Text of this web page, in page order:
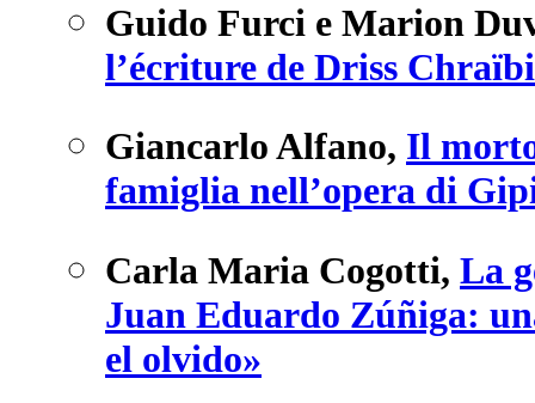
Guido Furci e Marion
l’écriture de Driss
Giancarlo Alfano, Il
famiglia nell’opera di
Carla Maria Cogotti, La
Juan Eduardo Zúñiga:
el olvido»